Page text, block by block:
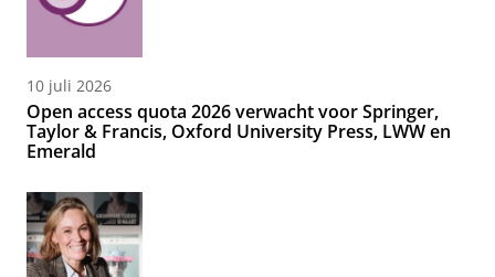
10 juli 2026
Open access quota 2026 verwacht voor Springer,
Taylor & Francis, Oxford University Press, LWW en
Emerald